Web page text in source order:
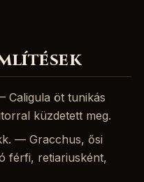
Caligula öt tunikás
küzdetett meg.
— Gracchus, ősi
férfi, retiariusként,